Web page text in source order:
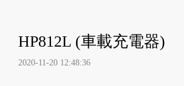
HP812L (車載充電器)
2020-11-20 12:48:36